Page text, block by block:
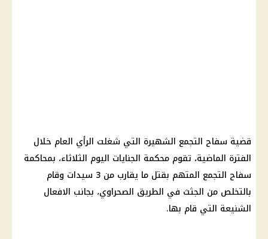
قضية سفاح التجمع الشهيرة التي شغلت الرأي العام خلال
الفترة الماضية، تقوم محكمة الجنايات اليوم الثلاثاء، بمحاكمة
سفاح التجمع
المتهم بقتل ما يقارب من 3 سيدات وقام
بالتخلص من الجثث في الطريق الصحراوي، بجانب الافعال
الشنيعة التي قام بها.